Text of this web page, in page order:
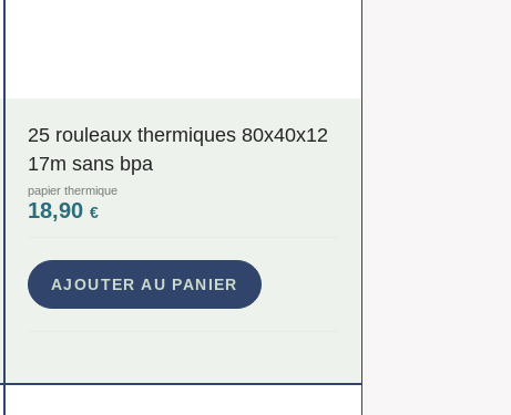
25 rouleaux thermiques 80x40x12
17m sans bpa
papier thermique
18,90 €
AJOUTER AU PANIER